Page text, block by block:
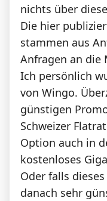
nichts über
Die hier
stammen aus
Anfragen an die
Ich persönlich
von Wingo.
günstigen
Schweizer
Option auch in
kostenloses
Oder falls
danach sehr